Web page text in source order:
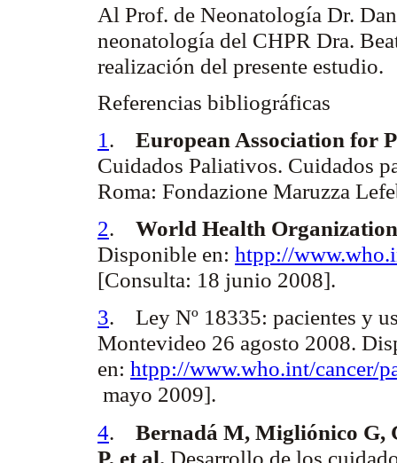
Al Prof. de Neonatología Dr.
neonatología del CHPR Dra.
realización del presente estudio.
Referencias bibliográficas
1 . European Association for
Cuidados Paliativos. Cuidados
Roma: Fondazione Maruzza
2. World Health
Disponible en: htpp://
[Consulta: 18 junio 2008].
3. Ley Nº 18335: pacientes y
Montevideo 26 agosto 2008.
en: htpp://www.who.int/cancer/
mayo 2009].
4. Bernadá M, Migliónico G,
P, et al. Desarrollo de los